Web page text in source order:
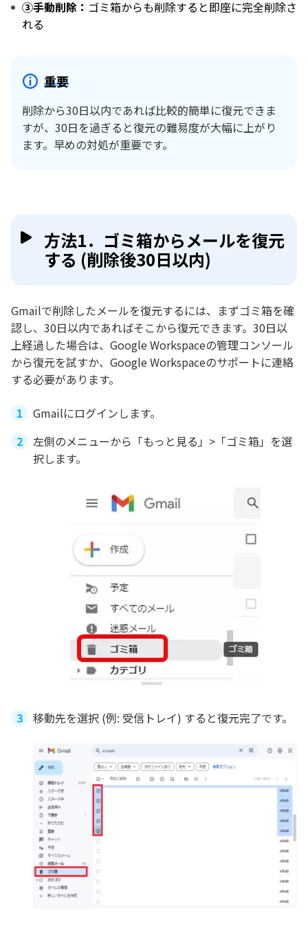
③手動削除： ゴミ箱からも削除すると即座に完全削除さ
れる
重要
削除から30日以内であれば比較的簡単に復元できま
すが、30日を過ぎると復元の難易度が大幅に上がり
ます。早めの対処が重要です。
方法1．ゴミ箱からメールを復元
する (削除後30日以内)
Gmailで削除したメールを復元するには、まずゴミ箱を確
認し、30日以内であればそこから復元できます。30日以
上経過した場合は、Google Workspaceの管理コンソール
から復元を試すか、Google Workspaceのサポートに連絡
する必要があります。
Gmailにログインします。
左側のメニューから「もっと見る」>「ゴミ箱」を選
択します。
移動先を選択 (例: 受信トレイ) すると復元完了です。